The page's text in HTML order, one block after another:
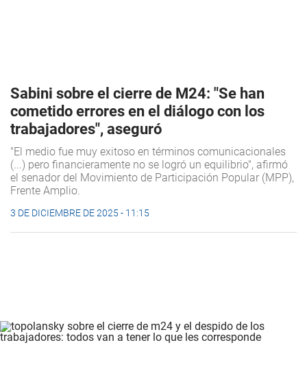
Sabini sobre el cierre de M24: "Se han
cometido errores en el diálogo con los
trabajadores", aseguró
"El medio fue muy exitoso en términos comunicacionales
(...) pero financieramente no se logró un equilibrio", afirmó
el senador del Movimiento de Participación Popular (MPP),
Frente Amplio.
3 DE DICIEMBRE DE 2025 - 11:15